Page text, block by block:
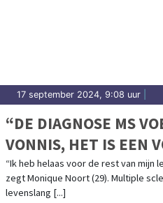
17 september 2024, 9:08 uur
“DE DIAGNOSE MS
VONNIS, HET IS EEN
“Ik heb helaas voor de rest van mijn
zegt Monique Noort (29). Multiple
levenslang [...]